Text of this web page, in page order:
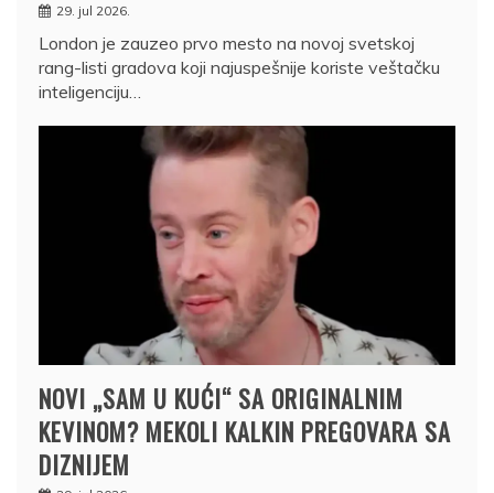
29. jul 2026.
London je zauzeo prvo mesto na novoj svetskoj
rang-listi gradova koji najuspešnije koriste veštačku
inteligenciju…
NOVI „SAM U KUĆI“ SA ORIGINALNIM
KEVINOM? MEKOLI KALKIN PREGOVARA SA
DIZNIJEM